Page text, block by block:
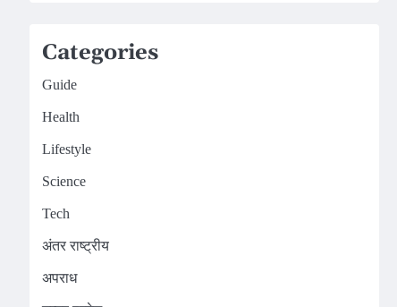
Categories
Guide
Health
Lifestyle
Science
Tech
अंतर राष्ट्रीय
अपराध